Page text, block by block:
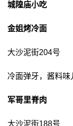
城隍庙小吃
金姐烤冷面
大沙泥街204号
冷面弹牙，酱料味
军哥里脊肉
大沙泥街188号